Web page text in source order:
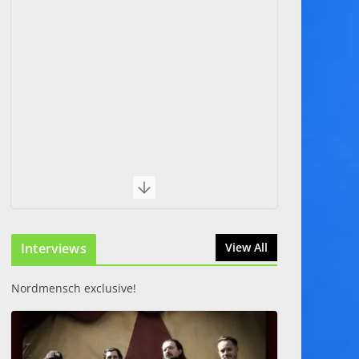
Interviews View All
Nordmensch exclusive!